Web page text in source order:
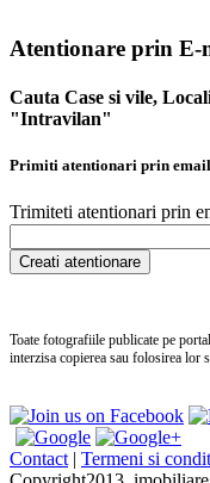
Atentionare prin E-
Cauta Case si vile,
"Intravilan"
Primiti atentionari prin
Trimiteti atentionari prin
Toate fotografiile publicate pe
interzisa copierea sau folosirea lor
Contact | Termeni si